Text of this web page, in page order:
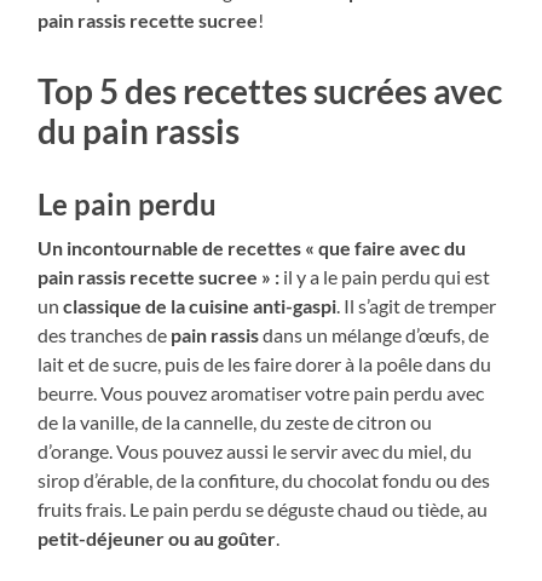
pain rassis recette sucree!
Top 5 des recettes sucrées avec
du pain rassis
Le pain perdu
Un incontournable de recettes « que faire avec du
pain rassis recette sucree » : il y a le pain perdu qui est
unclassique de la cuisine anti-gaspi. Il s’agit de tremper
des tranches de pain rassisdans un mélange d’œufs, de
lait et de sucre, puis de les faire dorer à la poêle dans du
beurre. Vous pouvez aromatiser votre pain perdu avec
de la vanille, de la cannelle, du zeste de citron ou
d’orange. Vous pouvez aussi le servir avec du miel, du
sirop d’érable, de la confiture, du chocolat fondu ou des
fruits frais. Le pain perdu se déguste chaud ou tiède, au
petit-déjeuner ou au goûter.